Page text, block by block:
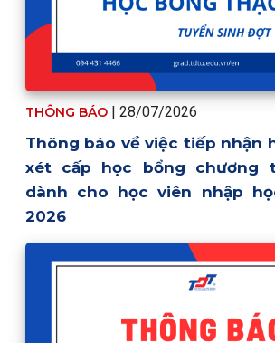
THÔNG BÁO | 28/07/2026
Thông báo về việc tiếp nhận
xét cấp học bổng chương
dành cho học viên nhập
2026